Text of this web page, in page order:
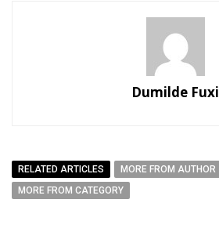
Dumilde Fuxi
RELATED ARTICLES
MORE FROM AUTHOR
MORE FROM CATEGORY